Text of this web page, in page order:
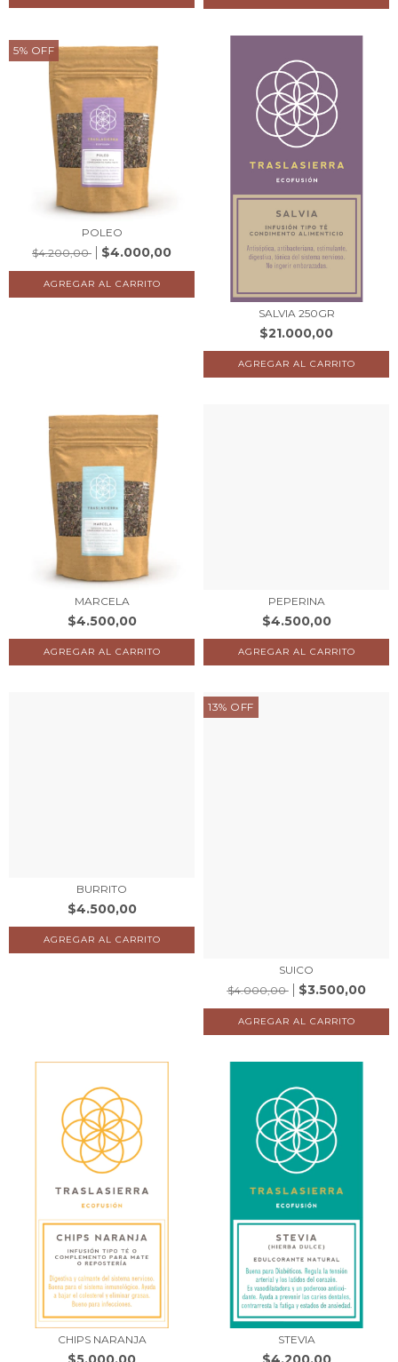
5% OFF
POLEO
$4.200,00
$4.000,00
SALVIA 250GR
$21.000,00
MARCELA
$4.500,00
PEPERINA
$4.500,00
BURRITO
$4.500,00
13% OFF
SUICO
$4.000,00
$3.500,00
CHIPS NARANJA STEVIA